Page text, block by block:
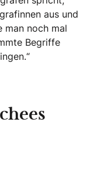
aus und
man noch mal
Begriffe